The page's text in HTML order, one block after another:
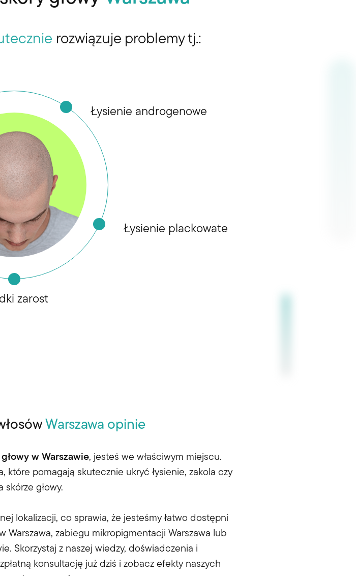
rozwiązuje problemy tj.:
Łysienie androgenowe
Łysienie plackowate
zarost
Warszawa opinie
w Warszawie, jesteś we właściwym miejscu.
, które pomagają skutecznie ukryć łysienie, zakola czy
skórze głowy.
lokalizacji, co sprawia, że jesteśmy łatwo dostępni
Warszawa, zabiegu mikropigmentacji Warszawa lub
. Skorzystaj z naszej wiedzy, doświadczenia i
konsultację już dziś i zobacz efekty naszych